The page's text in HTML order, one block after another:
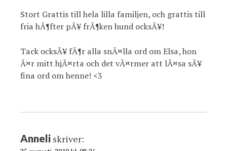
Stort Grattis till hela lilla familjen, och grattis till
fria hÃ¶fter pÃ¥ frÃ¶ken hund ocksÃ¥!
Tack ocksÃ¥ fÃ¶r alla snÃ¤lla ord om Elsa, hon
Ã¤r mitt hjÃ¤rta och det vÃ¤rmer att lÃ¤sa sÃ¥
fina ord om henne! <3
Anneli skriver: